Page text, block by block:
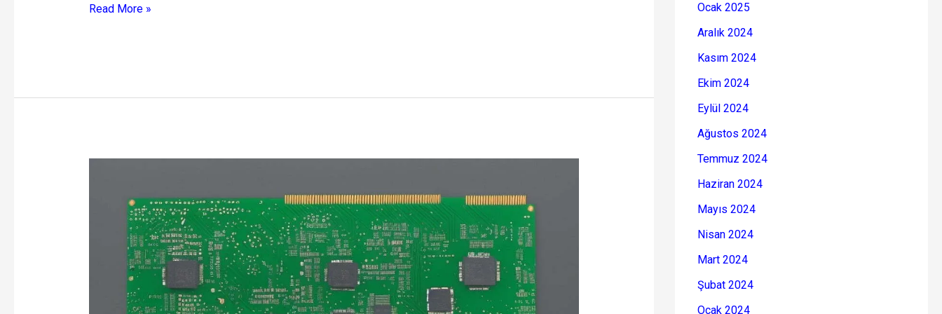
Read More »
Uygulamalar
Ocak 2025
Aralık 2024
Kasım 2024
Ekim 2024
Eylül 2024
Ağustos 2024
Temmuz 2024
Haziran 2024
Mayıs 2024
Nisan 2024
Mart 2024
Şubat 2024
Ocak 2024